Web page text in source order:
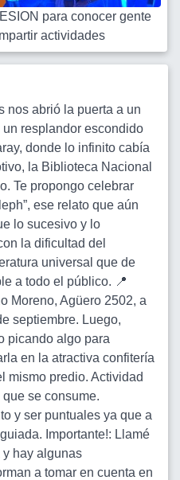
para conocer gente
actividades
nos abrió la puerta a un
resplandor escondido
donde lo infinito cabía
la Biblioteca Nacional
Te propongo celebrar
ese relato que aún
lo sucesivo y lo
la dificultad del
universal que de
a todo el público. 📍
Moreno, Agüero 2502, a
septiembre. Luego,
picando algo para
en la atractiva confitería
mismo predio. Actividad
se consume.
y ser puntuales ya que a
Importante!: Llamé
hay algunas
a tomar en cuenta en